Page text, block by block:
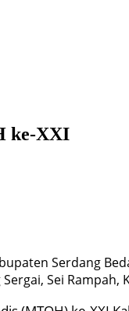
ke-XXI
Serdang
Sei Rampah,